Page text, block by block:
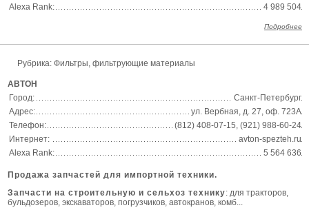
Alexa Rank:
4 989 504
Подробнее
Рубрика: Фильтры, фильтрующие материалы
АВТОН
Город:
Санкт-Петербург
Адрес:
ул. Вербная, д. 27, оф. 723А
Телефон:
(812) 408-07-15, (921) 988-60-24
Интернет:
avton-spezteh.ru
Alexa Rank:
5 564 636
Продажа запчастей для импортной техники.
Запчасти на строительную и сельхоз технику: для тракторов,
бульдозеров, экскаваторов, погрузчиков, автокранов, комб...